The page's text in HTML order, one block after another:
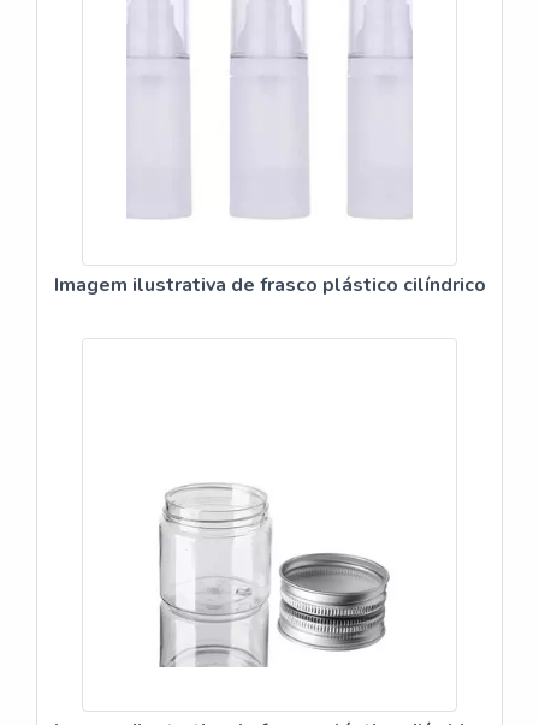
Imagem ilustrativa de frasco plástico cilíndrico